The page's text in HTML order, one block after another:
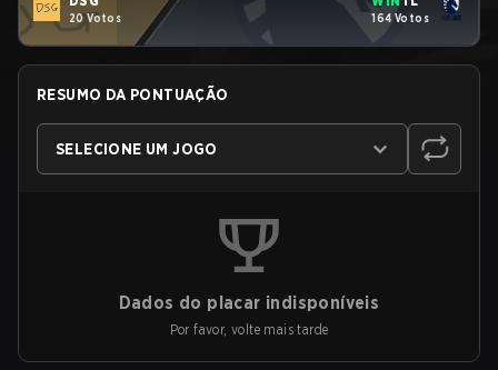
20 Votos 164 Votos
RESUMO DA PONTUAÇÃO
SELECIONE UM JOGO
Dados do placar indisponíveis
Por favor, volte mais tarde